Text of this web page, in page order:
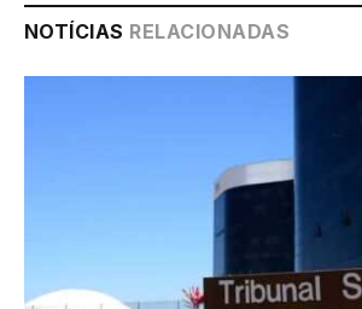
NOTÍCIAS RELACIONADAS